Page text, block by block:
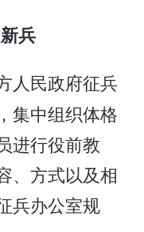
兵
人民政府征兵
集中组织体格
进行役前教
、方式以及相
兵办公室规